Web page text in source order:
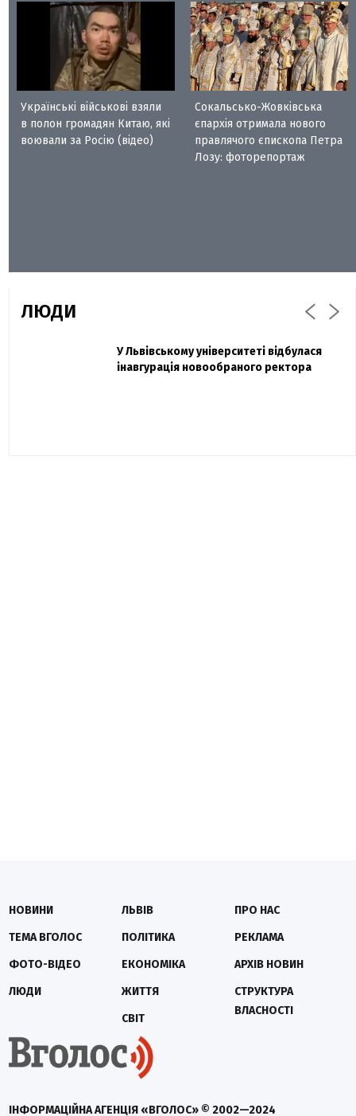
Українські військові взяли
в полон громадян Китаю, які
воювали за Росію (відео)
Сокальсько-Жовківська
єпархія отримала нового
правлячого єпископа Петра
Лозу: фоторепортаж
ЛЮДИ
Павло Дак
Захисник "Азовсталі" Діанов вдруге
одружився та показав фото з весілля
У Львівському університеті відбулася
інавгурація новообраного ректора
ІНФОРМАЦІЙНА АГЕНЦІЯ «ВГОЛОС» © 2002—2024
НОВИНИ
ТЕМА ВГОЛОС
ФОТО-ВІДЕО
ЛЮДИ
ЛЬВІВ
ПОЛІТИКА
ЕКОНОМІКА
ЖИТТЯ
СВІТ
ПРО НАС
РЕКЛАМА
АРХІВ НОВИН
СТРУКТУРА
ВЛАСНОСТІ